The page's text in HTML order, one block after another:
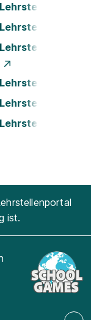
Lehrstellen
Lehrstellen Graz
Lehrstellen
Lehrstellen
Lehrstellen Traun
Lehrstellen
ist.